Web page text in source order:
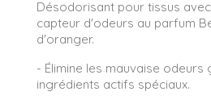
Désodorisant pour tissus
capteur d'odeurs au parfum
d'oranger.
- Élimine les mauvaise odeurs
ingrédients actifs spéciaux.